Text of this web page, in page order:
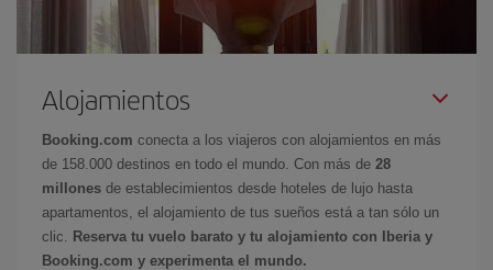
Alojamientos
Booking.com conecta a los viajeros con alojamientos en más
de 158.000 destinos en todo el mundo. Con más de 28
millones de establecimientos desde hoteles de lujo hasta
apartamentos, el alojamiento de tus sueños está a tan sólo un
clic.
Reserva tu vuelo barato y tu alojamiento con Iberia y
Booking.com y experimenta el mundo.